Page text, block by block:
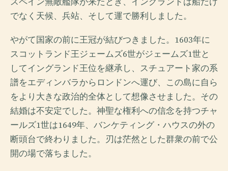
でなく天候、兵站、そして運で勝利しました。
やがて国家の前に王冠が結びつきました。1603年に
スコットランド王ジェームズ6世がジェームズ1世と
してイングランド王位を継承し、スチュアート家の系
譜をエディンバラからロンドンへ運び、この島に自ら
をより大きな政治的全体として想像させました。その
結婚は不安定でした。神聖な権利への信念を持つチャ
ールズ1世は1649年、バンケティング・ハウスの外の
断頭台で終わりました。刃は茫然とした群衆の前で公
開の場で落ちました。